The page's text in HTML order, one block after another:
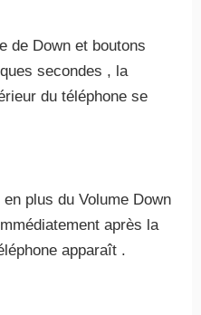
de Down et boutons
secondes , la
du téléphone se
plus du Volume Down
après la
apparaît .